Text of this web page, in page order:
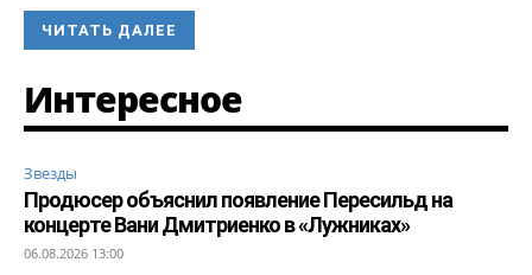
ЧИТАТЬ ДАЛЕЕ
Интересное
Звезды
Продюсер объяснил появление Пересильд на
концерте Вани Дмитриенко в «Лужниках»
06.08.2026 13:00